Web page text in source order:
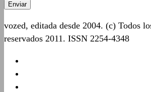
vozed, editada desde 2004. (c) Todos
reservados 2011. ISSN 2254-4348